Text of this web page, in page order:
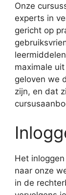
Onze
experts in
gericht op
maximale
geloven we
zijn, en dat
Het
naar onze
in de